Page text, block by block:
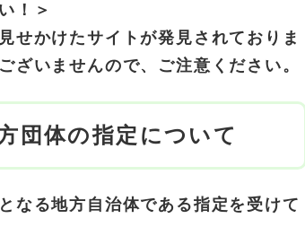
！＞
せかけたサイトが発見されておりま
ざいませんので、ご注意ください。
団体の指定について
なる地方自治体である指定を受けて